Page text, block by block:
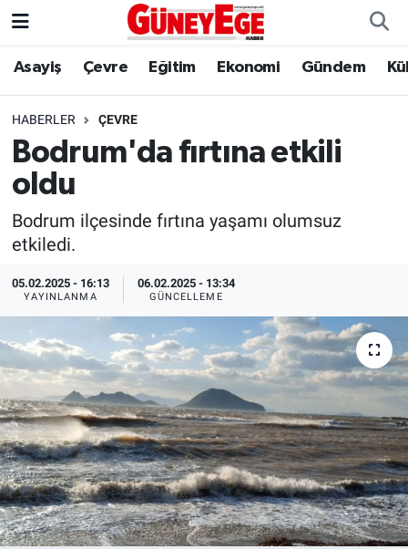
Asayiş Çevre Eğitim Ekonomi Gündem
HABERLER ÇEVRE
Bodrum'da fırtına etkili
oldu
Bodrum ilçesinde fırtına yaşamı olumsuz
etkiledi.
05.02.2025 - 16:13
YAYINLANMA
06.02.2025 - 13:34
GÜNCELLEME
Asayiş
Çevre
Eğitim
Ekonomi
Gündem
Kültür Sanat
Magazin
Politika
Sağlık
Spor
Yaşam
İstanbul Hava Durumu
İstanbul Trafik Yoğunluk Haritası
Süper Lig Puan Durumu ve Fikstür
Tüm Manşetler
Son Dakika Haberleri
Haber Arşivi